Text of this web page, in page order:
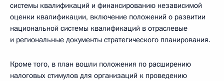
системы квалификаций и финансированию независимой
оценки квалификации, включение положений о развитии
национальной системы квалификаций в отраслевые
и региональные документы стратегического планирования.
Кроме того, в план вошли положения по расширению
налоговых стимулов для организаций к проведению